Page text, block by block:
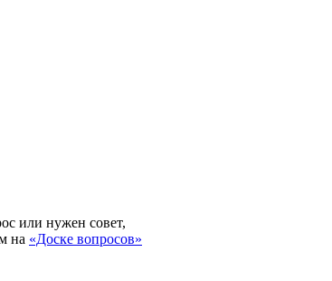
или нужен совет,
на «Доске вопросов»